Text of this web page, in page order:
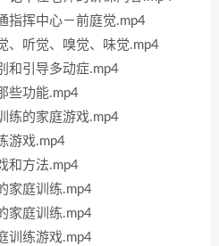
指挥中心－前庭觉.mp4
、听觉、嗅觉、味觉.mp4
和引导多动症.mp4
些功能.mp4
练的家庭游戏.mp4
游戏.mp4
和方法.mp4
家庭训练.mp4
家庭训练.mp4
训练游戏.mp4